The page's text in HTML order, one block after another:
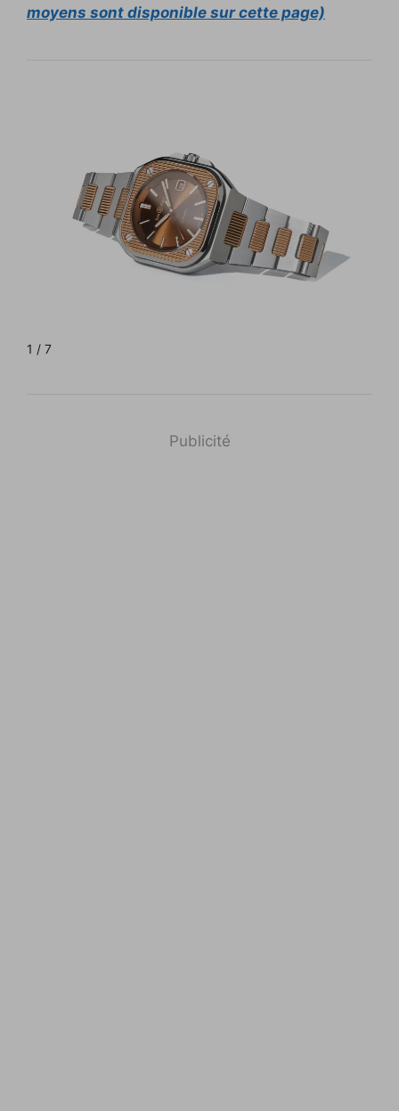
moyens sont disponible sur cette page)
1 / 7
Publicité